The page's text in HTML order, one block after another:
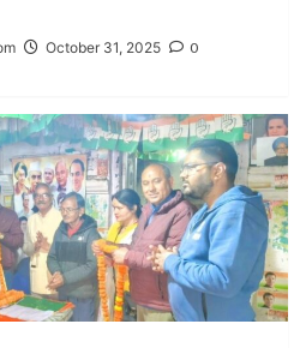
October 31, 2025 0